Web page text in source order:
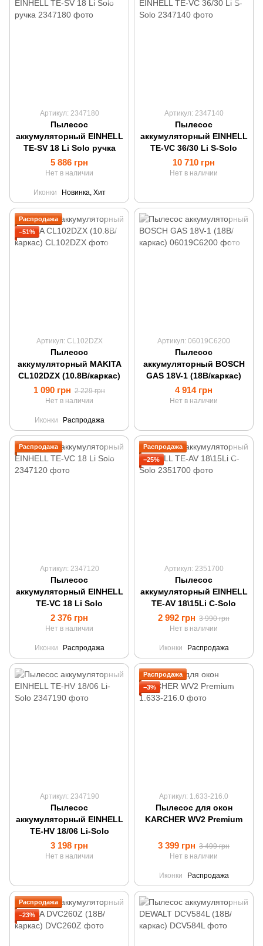
Артикул: 2347180
Пылесос
аккумуляторный EINHELL
TE-SV 18 Li Solo ручка
5 886 грн
Нет в наличии
Иконки Новинка, Хит
Артикул: 2347140
Пылесос
аккумуляторный EINHELL
TE-VC 36/30 Li S-Solo
10 710 грн
Нет в наличии
Распродажа
−51%
Артикул: CL102DZX
Пылесос
аккумуляторный MAKITA
CL102DZX (10.8В/каркас)
1 090 грн 2 229 грн
Нет в наличии
Иконки Распродажа
Артикул: 06019C6200
Пылесос
аккумуляторный BOSCH
GAS 18V-1 (18В/каркас)
4 914 грн
Нет в наличии
Распродажа
Артикул: 2347120
Пылесос
аккумуляторный EINHELL
TE-VC 18 Li Solo
2 376 грн
Нет в наличии
Иконки Распродажа
Распродажа
−25%
Артикул: 2351700
Пылесос
аккумуляторный EINHELL
TE-AV 18\15Li C-Solo
2 992 грн 3 990 грн
Нет в наличии
Иконки Распродажа
Артикул: 2347190
Пылесос
аккумуляторный EINHELL
TE-HV 18/06 Li-Solo
3 198 грн
Нет в наличии
Распродажа
−3%
Артикул: 1.633-216.0
Пылесос для окон
KARCHER WV2 Premium
3 399 грн 3 499 грн
Нет в наличии
Иконки Распродажа
Распродажа
−23%